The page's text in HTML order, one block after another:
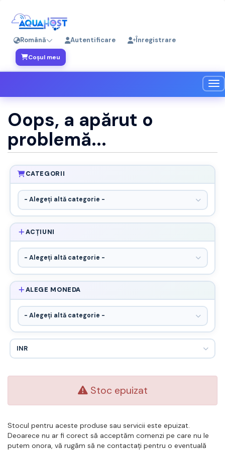
Română Autentificare Înregistrare
Coșul meu
Oops, a apărut o
problemă...
CATEGORII
ACȚIUNI
ALEGE MONEDA
Stoc epuizat
Stocul pentru aceste produse sau servicii este epuizat.
Deoarece nu ar fi corect să acceptăm comenzi pe care nu le
putem onora, vă rugăm să ne contactați pentru o eventuală